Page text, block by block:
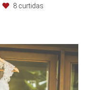
8 curtidas